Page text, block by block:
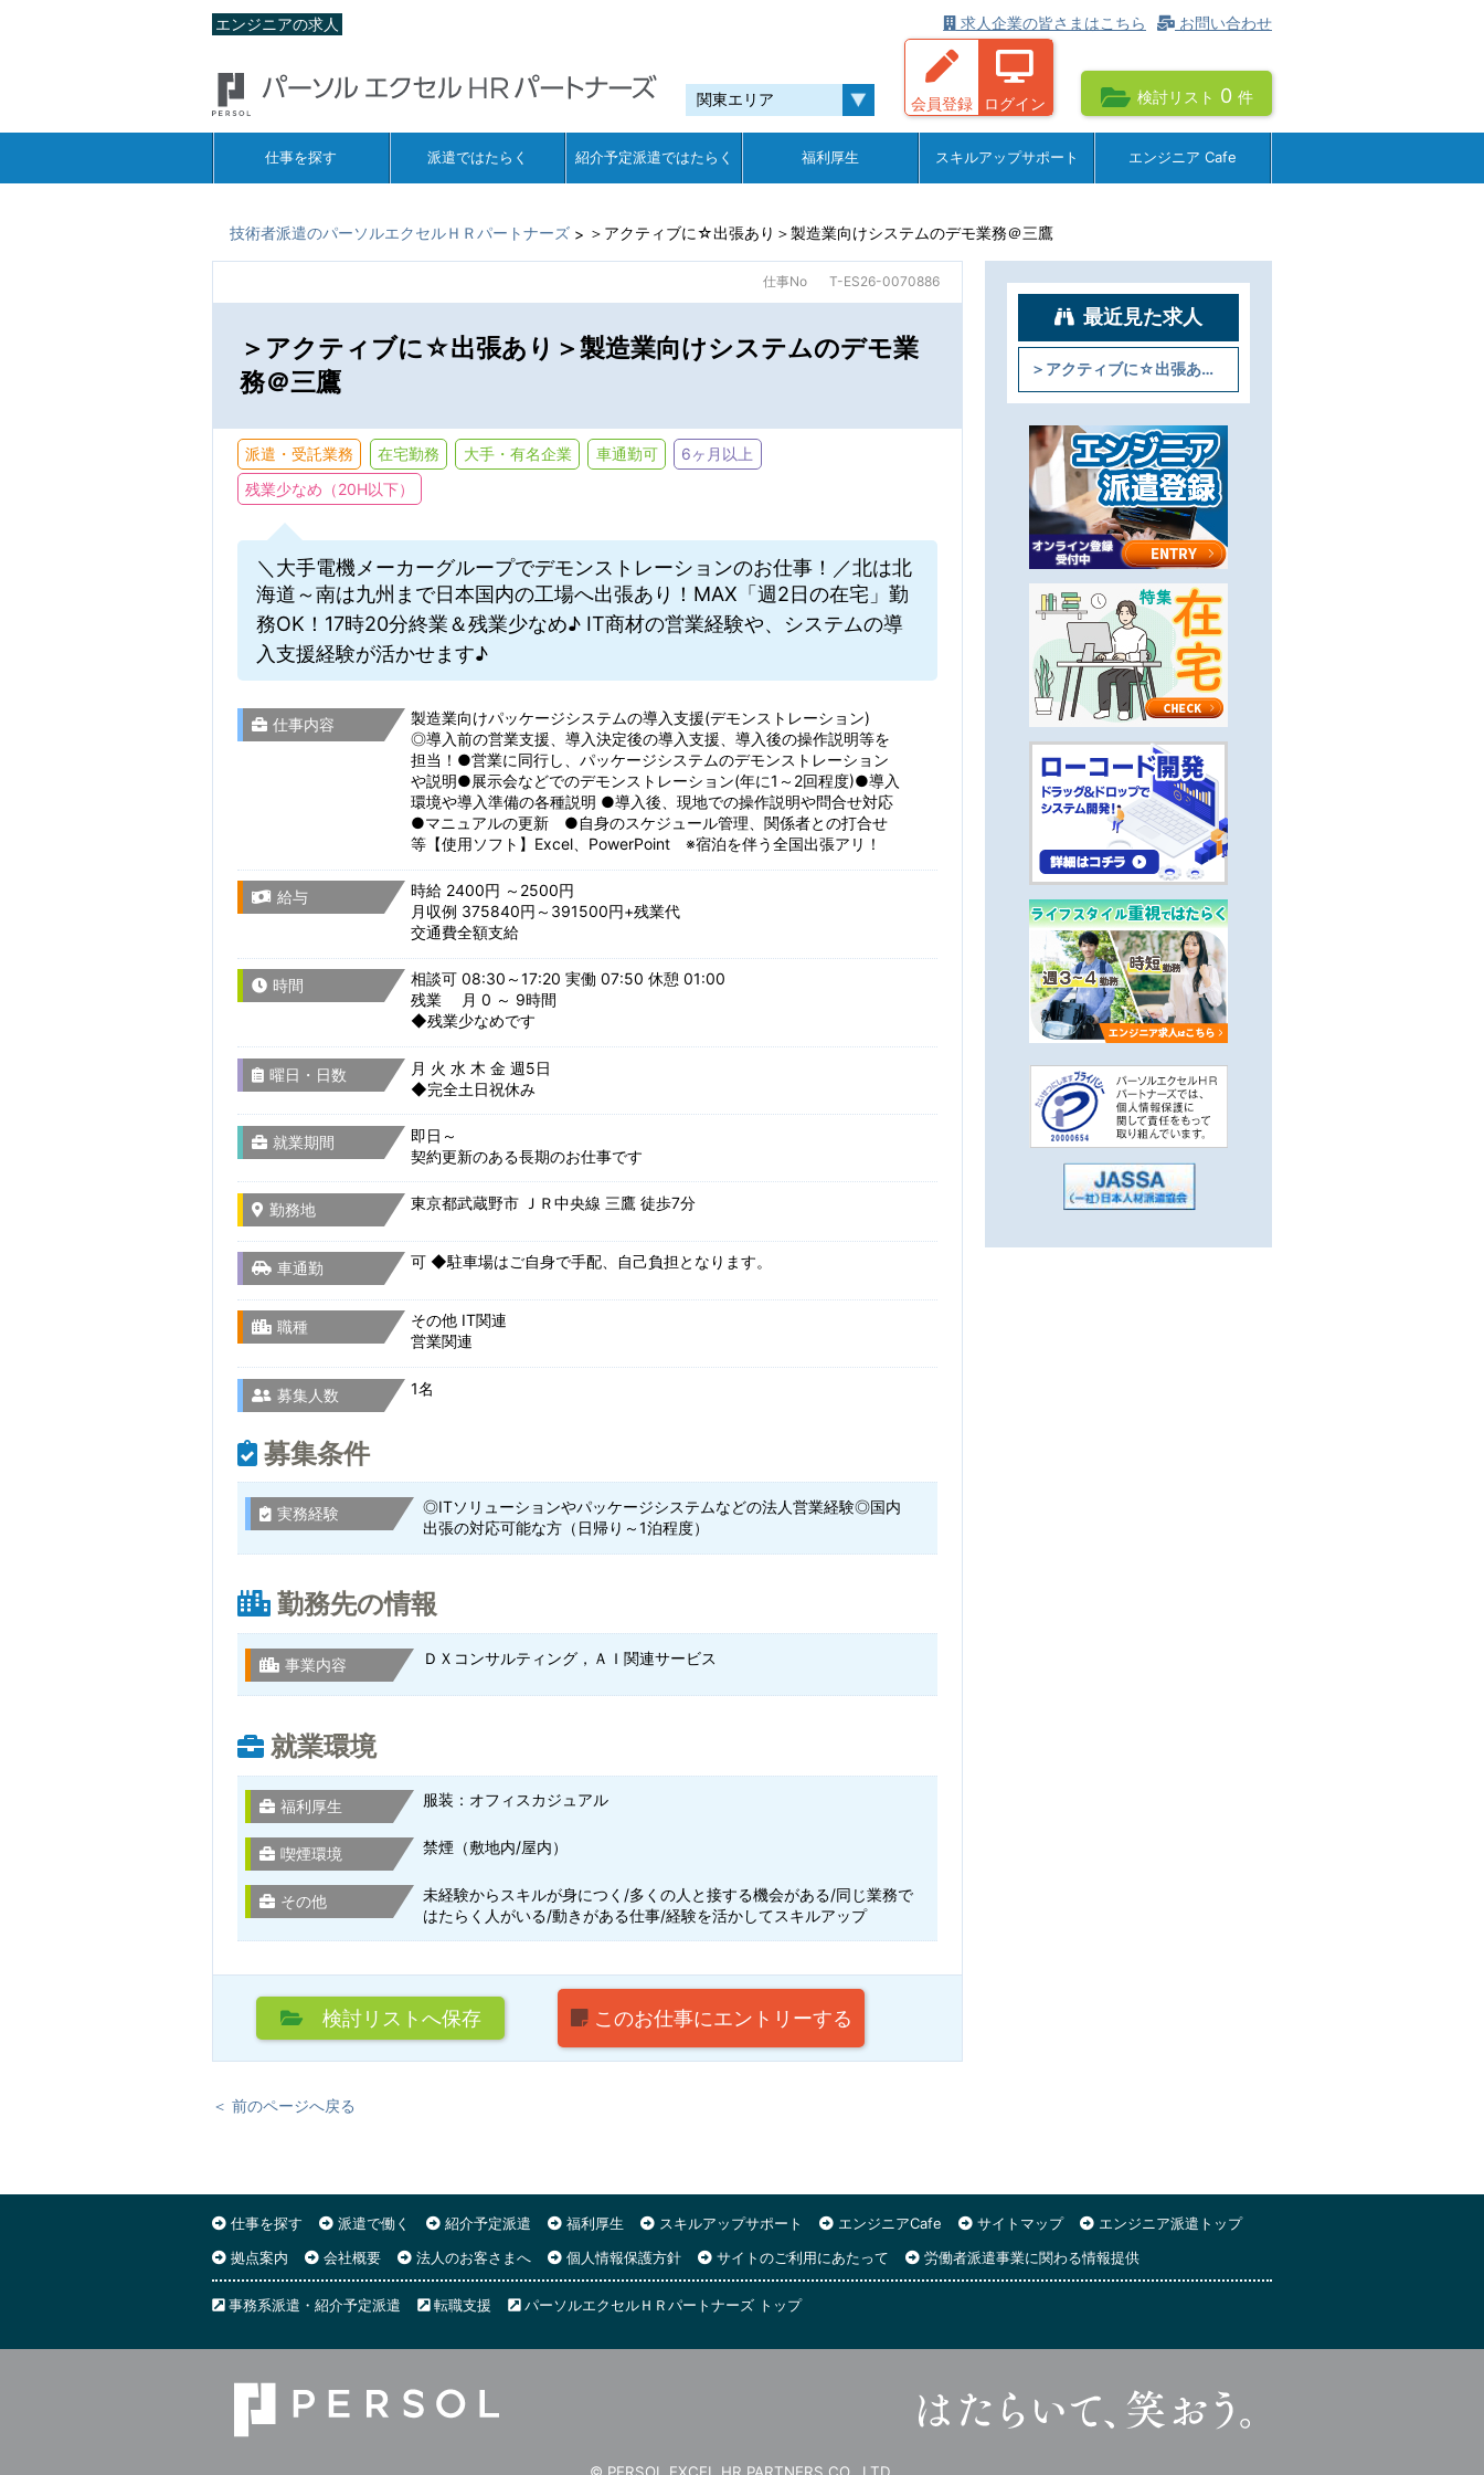
エンジニアの求人 お問い合わせ
求人企業の皆さまはこちら
会員登録 ログイン 検討リスト 0 件
仕事を探す 派遣ではたらく 紹介予定派遣ではたらく 福利厚生 スキルアップサポート エンジニア Cafe
技術者派遣のパーソルエクセルＨＲパートナーズ > ＞アクティブに☆出張あり＞製造業向けシステムのデモ業務＠三鷹
仕事No T-ES26-0070886
＞アクティブに☆出張あり＞製造業向けシステムのデモ業
務＠三鷹
派遣・受託業務 在宅勤務 大手・有名企業 車通勤可
6ヶ月以上
残業少なめ（20H以下）
＼大手電機メーカーグループでデモンストレーションのお仕事！／北は北
海道～南は九州まで日本国内の工場へ出張あり！MAX「週2日の在宅」勤
務OK！17時20分終業＆残業少なめ♪ IT商材の営業経験や、システムの導
入支援経験が活かせます♪
仕事内容
製造業向けパッケージシステムの導入支援(デモンストレーション)
◎導入前の営業支援、導入決定後の導入支援、導入後の操作説明等を
担当！●営業に同行し、パッケージシステムのデモンストレーション
や説明●展示会などでのデモンストレーション(年に1～2回程度)●導入
環境や導入準備の各種説明 ●導入後、現地での操作説明や問合せ対応
●マニュアルの更新 ●自身のスケジュール管理、関係者との打合せ
等【使用ソフト】Excel、PowerPoint ※宿泊を伴う全国出張アリ！
給与
時給 2400円 ～2500円
月収例 375840円～391500円+残業代
交通費全額支給
時間
相談可 08:30～17:20 実働 07:50 休憩 01:00
残業 月 0 ～ 9時間
◆残業少なめです
曜日・日数
月 火 水 木 金 週5日
◆完全土日祝休み
就業期間
即日～
契約更新のある長期のお仕事です
勤務地 東京都武蔵野市 ＪＲ中央線 三鷹 徒歩7分
車通勤 可 ◆駐車場はご自身で手配、自己負担となります。
職種
その他 IT関連
営業関連
募集人数 1名
募集条件
実務経験
◎ITソリューションやパッケージシステムなどの法人営業経験◎国内
出張の対応可能な方（日帰り～1泊程度）
勤務先の情報
事業内容 ＤＸコンサルティング，ＡＩ関連サービス
就業環境
福利厚生 服装：オフィスカジュアル
喫煙環境 禁煙（敷地内/屋内）
その他
未経験からスキルが身につく/多くの人と接する機会がある/同じ業務で
はたらく人がいる/動きがある仕事/経験を活かしてスキルアップ
検討リストへ保存 このお仕事にエントリーする
最近見た求人
＞アクティブに☆出張あり＞製造業向けシステムのデモ業務＠三鷹
＜ 前のページへ戻る
仕事を探す 派遣で働く 紹介予定派遣 福利厚生 スキルアップサポート エンジニアCafe サイトマップ
エンジニア派遣トップ
拠点案内
会社概要 法人のお客さまへ 個人情報保護方針 サイトのご利用にあたって 労働者派遣事業に関わる情報提供
事務系派遣・紹介予定派遣 転職支援 パーソルエクセルＨＲパートナーズ トップ
© PERSOL EXCEL HR PARTNERS CO., LTD.